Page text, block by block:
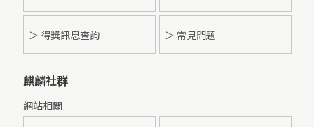
＞ 得獎訊息查詢 ＞ 常見問題
麒麟社群
網站相關